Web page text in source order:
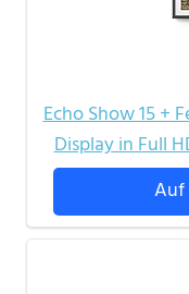
Echo Show 15 +
Display in Full
Auf